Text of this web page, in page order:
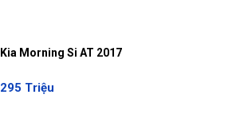
Kia Morning Si AT 2017
295 Triệu